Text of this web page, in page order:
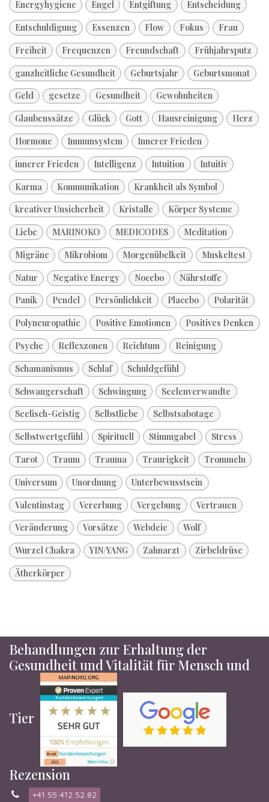
Energyhygiene
Engel Entgiftung
Entscheidung
Entschuldigung
Essenzen Flow Fokus
Frau
Freiheit
Frequenzen Freundschaft
Frühjahrsputz
ganzheitliche Gesundheit
Geburtsjahr
Geburtsmonat
Geld
gesetze Gesundheit
Gewohnheiten
Glaubenssätze
Glück Gott Hausreinigung
Herz
Hormone
Immunsystem
Innerer Frieden
innerer Frieden
Intelligenz Intuition
Intuitiv
Karma
Kommunikation
Krankheit als Symbol
kreativer Unsicherheit
Kristalle
Körper Systeme
Liebe
MARINOKO MEDICODES
Meditation
Migräne
Mikrobiom Morgenübelkeit
Muskeltest
Natur
Negative Energy Nocebo
Nährstoffe
Panik
Pendel Persönlichkeit Placebo
Polarität
Polyneuropathie
Positive Emotionen
Positives Denken
Psyche
Reflexzonen Reichtum
Reinigung
Schamanismus
Schlaf
Schuldgefühl
Schwangerschaft
Schwingung
Seelenverwandte
Seelisch-Geistig
Selbstliebe
Selbstsabotage
Selbstwertgefühl
Spirituell Stimmgabel
Stress
Tarot
Traum Trauma Traurigkeit
Trommeln
Universum
Unordnung
Unterbewusstsein
Valentinstag
Vererbung Vergebung
Vertrauen
Veränderung
Vorsätze Webdeie
Wolf
Wurzel Chakra
YIN/YANG Zahnarzt
Zirbeldrüse
Ätherkörper
Behandlungen zur Erhaltung der
Gesundheit und Vitalität für Mensch und
Tier
Rezension
+41 55 412 52 82